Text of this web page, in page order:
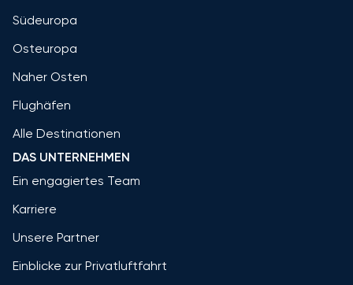
Südeuropa
Osteuropa
Naher Osten
Flughäfen
Alle Destinationen
DAS UNTERNEHMEN
Ein engagiertes Team
Karriere
Unsere Partner
Einblicke zur Privatluftfahrt